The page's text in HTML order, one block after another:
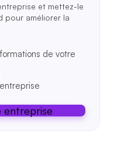
et mettez-le
pour améliorer la
de votre
entreprise